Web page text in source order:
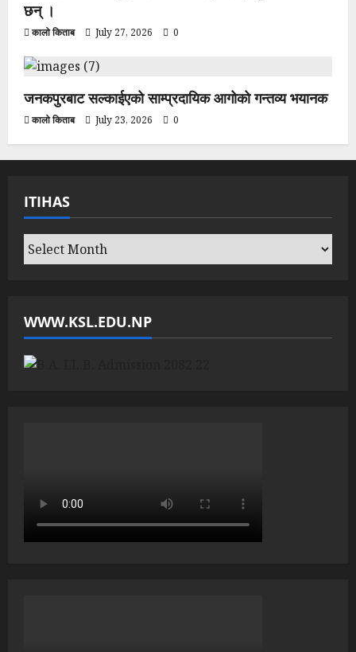
छन् ।
कालो किताब July 27, 2026 0
जनकपुरबाट सल्काईएको साम्प्रदायिक आगोको गन्तव्य भयानक
कालो किताब July 23, 2026 0
ITIHAS
Itihas
WWW.KSL.EDU.NP